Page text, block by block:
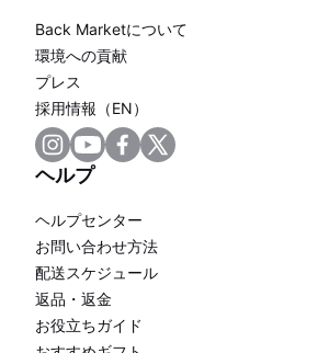
Back Marketについて
環境への貢献
プレス
採用情報（EN）
ヘルプ
ヘルプセンター
お問い合わせ方法
配送スケジュール
返品・返金
お役立ちガイド